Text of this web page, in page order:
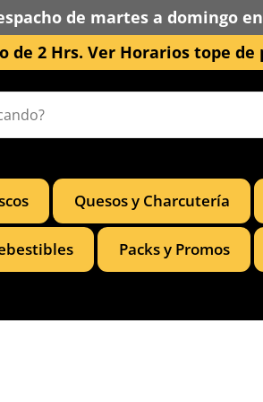
de martes a domingo
de 2 Hrs. Ver Horarios tope de
Quesos y Charcutería
Packs y Promos